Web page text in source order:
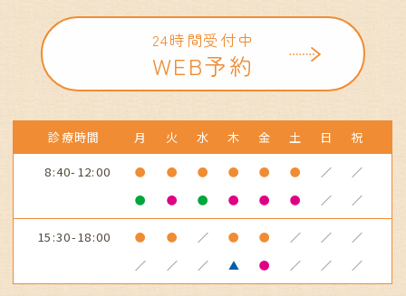
24時間受付中
WEB予約
診療時間 月 火 水 木 金 土 日
祝
8:40-12:00
● ● ● ● ● ● ／
／
●
● ● ● ● ● ／ ／
15:30-18:00 ● ● ／ ● ● ／ ／
／
／
／ ／ ▲ ● ／ ／ ／